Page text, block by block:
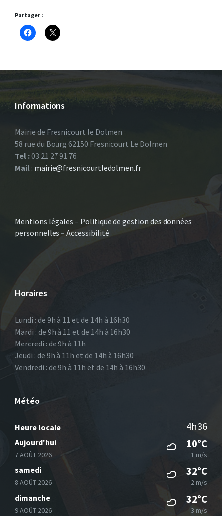
Partager :
Informations
Mairie de Fresnicourt le Dolmen
58 rue du Bourg 62150 Fresnicourt Le Dolmen
Tel :03 21 27 91 76
Mail : mairie@fresnicourtledolmen.fr
Mentions légales – Politique de gestion des données
personnelles – Accessibilité
Horaires
Lundi : de 9h à 11 et de 14h à 16h30
Mardi : de 9h à 11 et de 14h à 16h30
Mercredi : de 9h à 11h
Jeudi : de 9h à 11h et de 14h à 16h30
Vendredi : de 9h à 11h et de 14h à 16h30
Météo
Heure locale 4h36
Aujourd'hui
7 AOÛT 2026
10°C
1 m/s
samedi
8 AOÛT 2026
32°C
2 m/s
dimanche
9 AOÛT 2026
32°C
3 m/s